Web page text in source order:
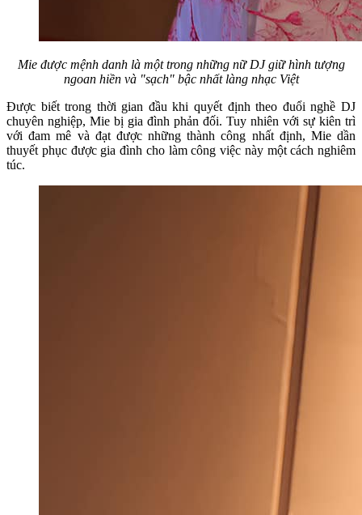
Mie được mệnh danh là một trong những nữ DJ giữ hình tượng
ngoan hiền và "sạch" bậc nhất làng nhạc Việt
Được biết trong thời gian đầu khi quyết định theo đuổi nghề DJ
chuyên nghiệp, Mie bị gia đình phản đối. Tuy nhiên với sự kiên trì
với đam mê và đạt được những thành công nhất định, Mie dần
thuyết phục được gia đình cho làm công việc này một cách nghiêm
túc.